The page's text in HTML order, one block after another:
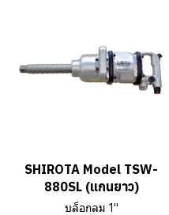
SHIROTA Model TSW-
880SL (แกนยาว)
บล็อกลม 1"